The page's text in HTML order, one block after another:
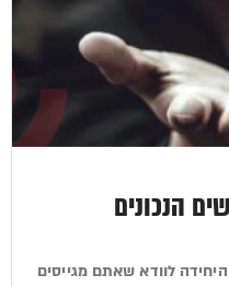
הנכונים
לוודא שאתם מגייסים